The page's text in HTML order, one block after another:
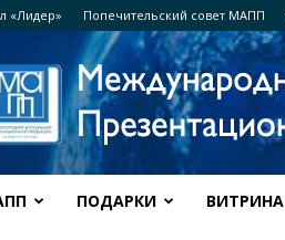
«Лидер» Попечительский совет МАПП
ПОДАРКИ ВИТРИНА